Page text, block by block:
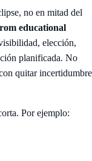
no en mitad del
educational
elección,
planificada. No
quitar incertidumbre
Por ejemplo: